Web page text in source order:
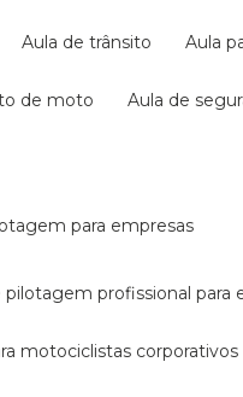
aula de trânsito aula
de moto aula de
para empresas
pilotagem profissional para
motociclistas corporativos